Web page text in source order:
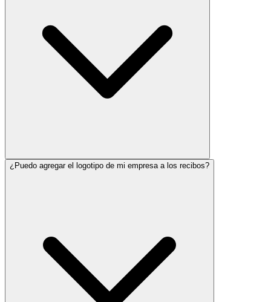
¿Puedo agregar el logotipo de mi empresa a los recibos?